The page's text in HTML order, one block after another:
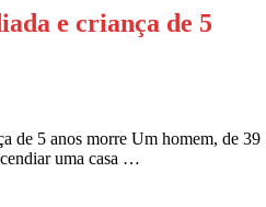
e criança de 5
de 5 anos morre Um homem, de 39
uma casa …